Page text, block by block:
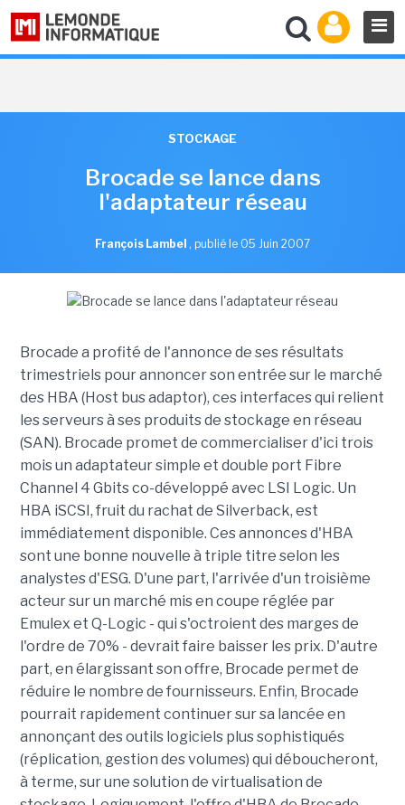
STOCKAGE
Brocade se lance dans
l'adaptateur réseau
François Lambel , publié le 05 Juin 2007
Brocade a profité de l'annonce de ses résultats
trimestriels pour annoncer son entrée sur le marché
des HBA (Host bus adaptor), ces interfaces qui relient
les serveurs à ses produits de stockage en réseau
(SAN). Brocade promet de commercialiser d'ici trois
mois un adaptateur simple et double port Fibre
Channel 4 Gbits co-développé avec LSI Logic. Un
HBA iSCSI, fruit du rachat de Silverback, est
immédiatement disponible. Ces annonces d'HBA
sont une bonne nouvelle à triple titre selon les
analystes d'ESG. D'une part, l'arrivée d'un troisième
acteur sur un marché mis en coupe réglée par
Emulex et Q-Logic - qui s'octroient des marges de
l'ordre de 70% - devrait faire baisser les prix. D'autre
part, en élargissant son offre, Brocade permet de
réduire le nombre de fournisseurs. Enfin, Brocade
pourrait rapidement continuer sur sa lancée en
annonçant des outils logiciels plus sophistiqués
(réplication, gestion des volumes) qui déboucheront,
à terme, sur une solution de virtualisation de